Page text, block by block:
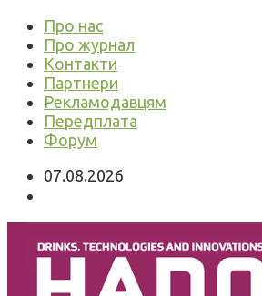
Про нас
Про журнал
Контакти
Партнери
Рекламодавцям
Передплата
Форум
07.08.2026